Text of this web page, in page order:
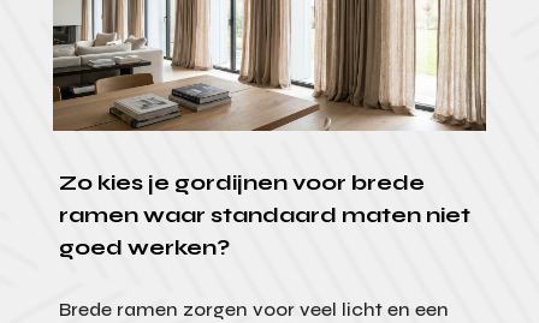
Zo kies je gordijnen voor brede
ramen waar standaard maten niet
goed werken?
Brede ramen zorgen voor veel licht en een